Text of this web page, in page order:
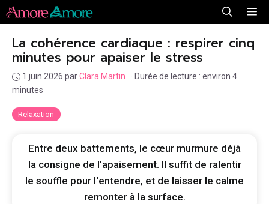
Aller
au
contenu
Relaxation
La cohérence cardiaque : respirer cinq
minutes pour apaiser le stress
1 juin 2026 parClara Martin · Durée de lecture : environ 4
minutes
Entre deux battements, le cœur murmure déjà
la consigne de l'apaisement. Il suffit de ralentir
le souffle pour l'entendre, et de laisser le calme
remonter à la surface.